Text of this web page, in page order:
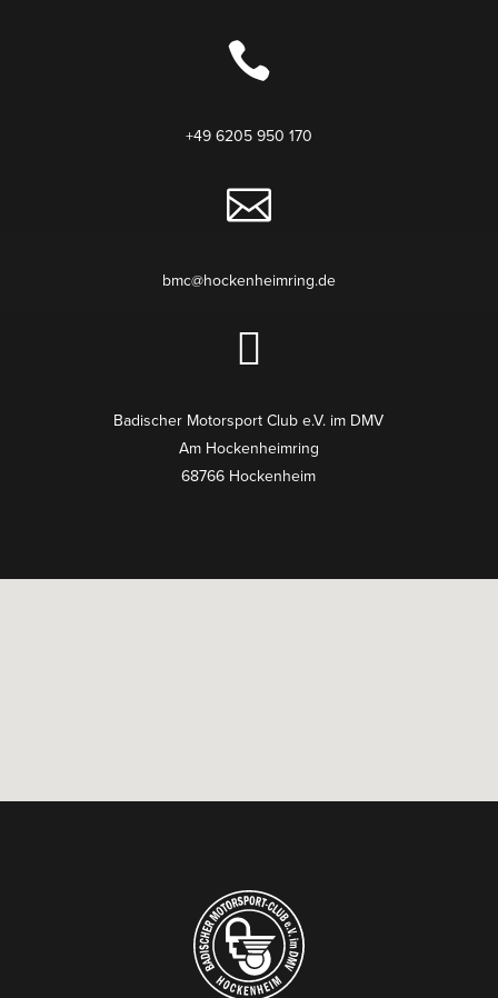

+49 6205 950 170

bmc@hockenheimring.de

Badischer Motor­sport Club e.V. im DMV
Am Hocken­heimring
68766 Hockenheim